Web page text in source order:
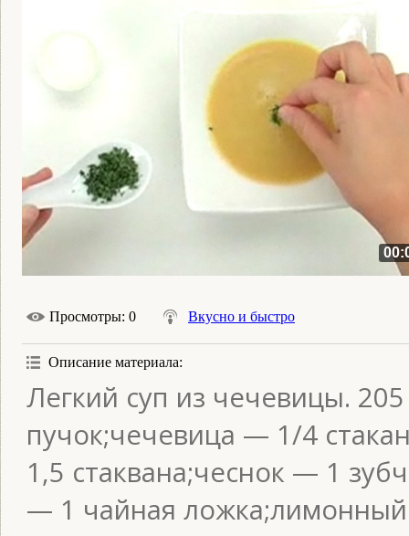
Просмотры: 0 Вкусно и быстро
Описание материала:
Легкий суп из чечевицы.
пучок;чечевица — 1/4
1,5 стаквана;чеснок — 1
— 1 чайная ложка;лимонный